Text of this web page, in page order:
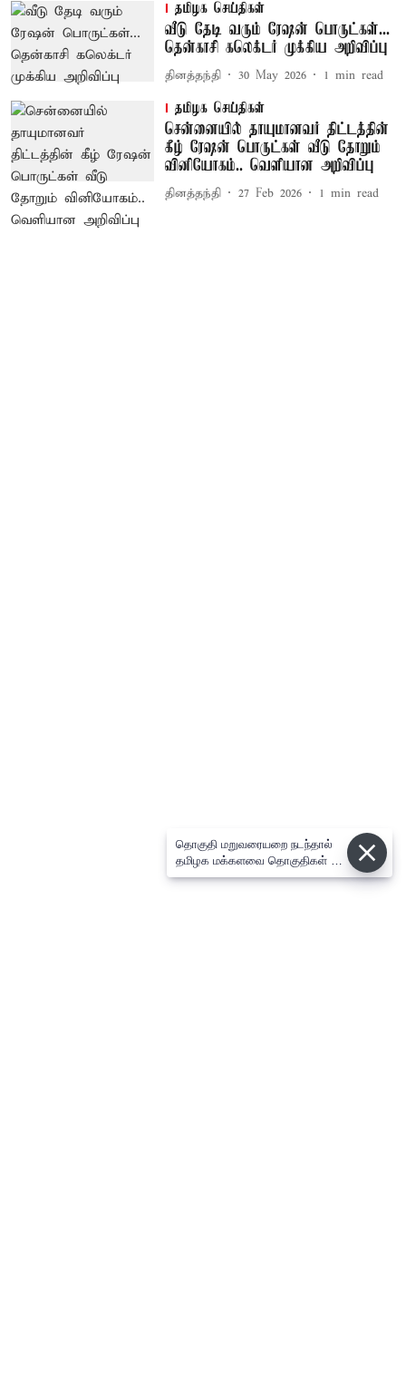
தமிழக செய்திகள்
வீடு தேடி வரும் ரேஷன் பொருட்கள்...
தென்காசி கலெக்டர் முக்கிய அறிவிப்பு
தினத்தந்தி 30 May 2026 1 min read
தமிழக செய்திகள்
சென்னையில் தாயுமானவர் திட்டத்தின்
கீழ் ரேஷன் பொருட்கள் வீடு தோறும்
வினியோகம்.. வெளியான அறிவிப்பு
தினத்தந்தி 27 Feb 2026 1 min read
தொகுதி மறுவரையறை நடந்தால்
தமிழக மக்களவை தொகுதிகள் 59
ஆக உயரும்: